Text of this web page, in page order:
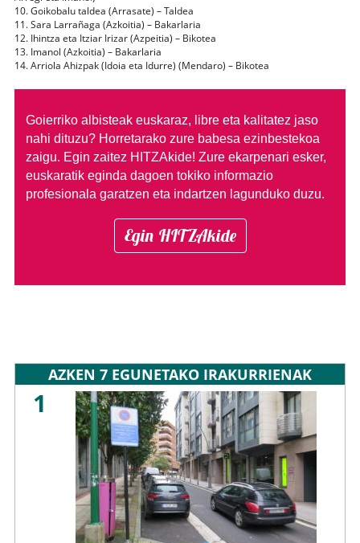
10. Goikobalu taldea (Arrasate) – Taldea
11. Sara Larrañaga (Azkoitia) – Bakarlaria
12. Ihintza eta Itziar Irizar (Azpeitia) – Bikotea
13. Imanol (Azkoitia) – Bakarlaria
14. Arriola Ahizpak (Idoia eta Idurre) (Mendaro) – Bikotea
Goierriko albisteak euskaraz, libre eta kalitatez jaso
nahi dituzu? Horretarako zure babesa ezinbestekoa
zaigu. Egin zaitez HITZAkide! Zure ekarpenari esker,
euskaratik eginda dagoen tokiko informazio
profesionala garatzen eta indartzen lagunduko duzu.
Egin HITZAkide
AZKEN 7 EGUNETAKO IRAKURRIENAK
1